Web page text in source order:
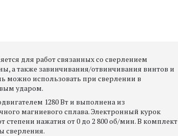
для работ связанных со сверлением
а также завинчивания/отвинчивания винтов и
можно использовать при сверлении в
ударом.
1280 Вт и выполнена из
магниевого сплава. Электронный курок
нажатия от 0 до 2 800 об/мин. В комплект
сверления.